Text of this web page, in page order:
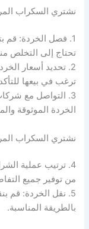
نشتري السكراب
1. فصل الخردة: قم
تحتاج إلى التخلص
2. تحديد أسعار
ترغب في بيعها
3. التواصل مع
الخردة الموثوقة
نشتري السكراب
4. ترتيب عملية
من توفير جميع
5. نقل الخردة: قم
بالطريقة المناسبة.